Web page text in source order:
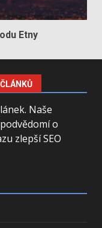
Etny
Naše
o
zlepší SEO